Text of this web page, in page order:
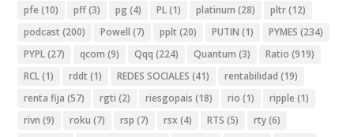
pfe (10) pff(3) pg (4) PL(1) platinum (28) pltr(12)
podcast (200) Powell (7) pplt (20) PUTIN (1) PYMES (234)
PYPL(27) qcom (9) Qqq (224) Quantum (3) Ratio (919)
RCL(1) rddt (1) REDES SOCIALES (41) rentabilidad (19)
renta fija (57) rgti (2) riesgopais (18) rio (1) ripple (1)
rivn (9) roku (7) rsp (7) rsx (4) RTS (5) rty(6)